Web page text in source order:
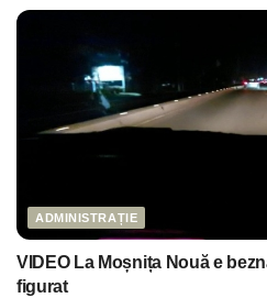
ADMINISTRAȚIE
VIDEO La Moșnița Nouă e
figurat